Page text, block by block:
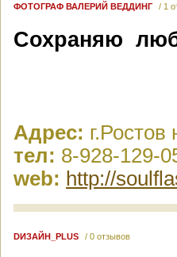
ФОТОГРАФ ВАЛЕРИЙ ВЕДДИНГ / 1
Сохраняю
Адрес: г.Ростов
тел: 8-928-129-
web: http://
DИЗАЙН_PLUS / 0 отзывов